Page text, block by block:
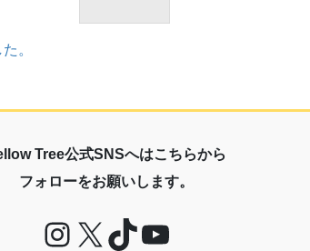
。
Tree公式SNSへはこちらから
フォローをお願いします。
Instagram
X TikTok
YouTube